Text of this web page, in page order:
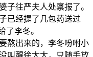
子往严夫人处禀报了。
已经提了几包药送过
了李冬。
熬出来的，李冬吩咐小
叫醒徐太太，只随手放